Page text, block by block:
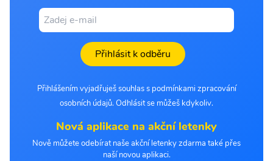
Přihlásit k odběru
Přihlášením vyjadřuješ souhlas s podmínkami zpracování
osobních údajů. Odhlásit se můžeš kdykoliv.
Nová aplikace na akční letenky
Nově můžete odebírat naše akční letenky zdarma také přes
naší novou aplikaci.